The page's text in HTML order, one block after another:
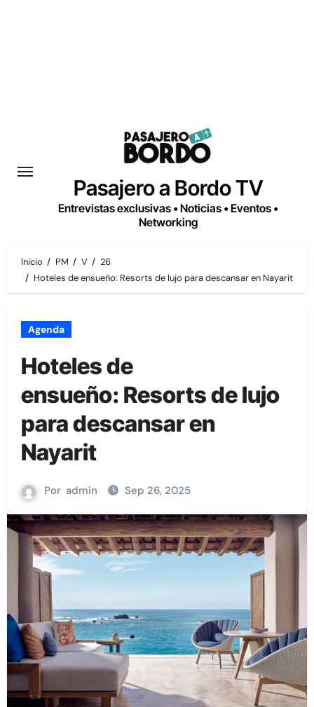
Pasajero a Bordo TV
Entrevistas exclusivas • Noticias • Eventos •
Networking
Inicio PM V
26
Hoteles de ensueño: Resorts de lujo para descansar en Nayarit
Agenda
Hoteles de
ensueño: Resorts de lujo
para descansar en
Nayarit
Por admin Sep 26, 2025